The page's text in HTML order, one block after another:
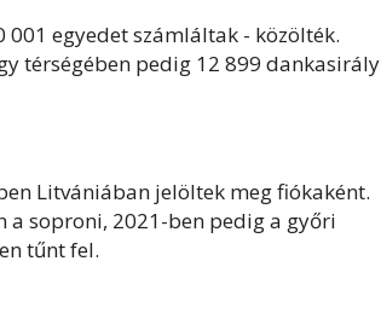
egyedet számláltak - közölték.
térségében pedig 12 899 dankasirály
Litvániában jelöltek meg fiókaként.
a soproni, 2021-ben pedig a győri
tűnt fel.